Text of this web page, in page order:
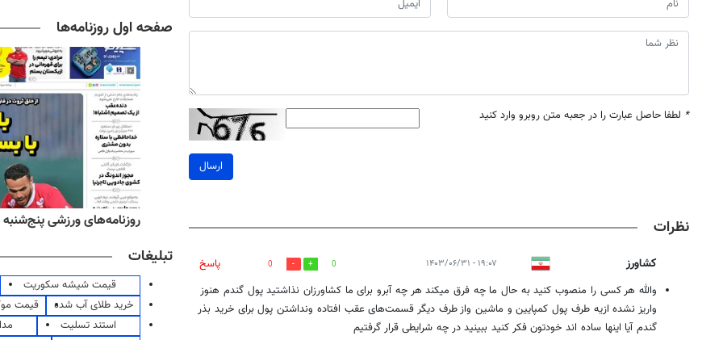
* لطفا حاصل عبارت را در جعبه متن روبرو وارد کنید
ارسال
نظرات
کشاورز ۱۹:۰۷ - ۱۴۰۳/۰۶/۳۱ 0
0
پاسخ
والله هر کسی را منصوب کنید به حال ما چه فرق میکند هر چه آبرو برای ما کشاورزان نذاشتید پول گندم هنوز
واریز نشده ازیه طرف پول کمپایین و ماشین واز طرف دیگر قسمت‌های عقب افتاده ونداشتن پول برای خرید بذر
گندم آیا اینها ساده اند خودتون فکر کنید ببینید در چه شرایطی قرار گرفتیم
صفحه اول روزنامه‌ها
روزنامه‌های ورزشی پنج‌شنبه ۱۵ مرداد ۱۴۰۵
تبلیغات
قیمت شیشه سکوریت
خرید طلای آب شده
قیمت
استند تسلیت